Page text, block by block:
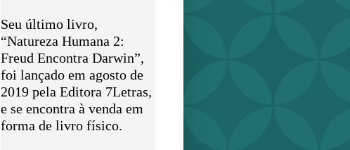
Seu último livro,
“Natureza Humana 2:
Freud Encontra Darwin”,
foi lançado em agosto de
2019 pela Editora 7Letras,
e se encontra à venda em
forma de livro físico.